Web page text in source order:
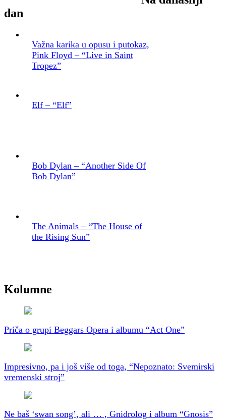
dan
Važna karika u opusu i putokaz,
Pink Floyd – “Live in Saint
Tropez”
Elf – “Elf”
Bob Dylan – “Another Side Of
Bob Dylan”
The Animals – “The House of
the Rising Sun”
Kolumne
Priča o grupi Beggars Opera i albumu “Act One”
Impresivno, pa i još više od toga, “Nepoznato: Svemirski
vremenski stroj”
Ne baš ‘swan song’, ali … , Gnidrolog i album “Gnosis”